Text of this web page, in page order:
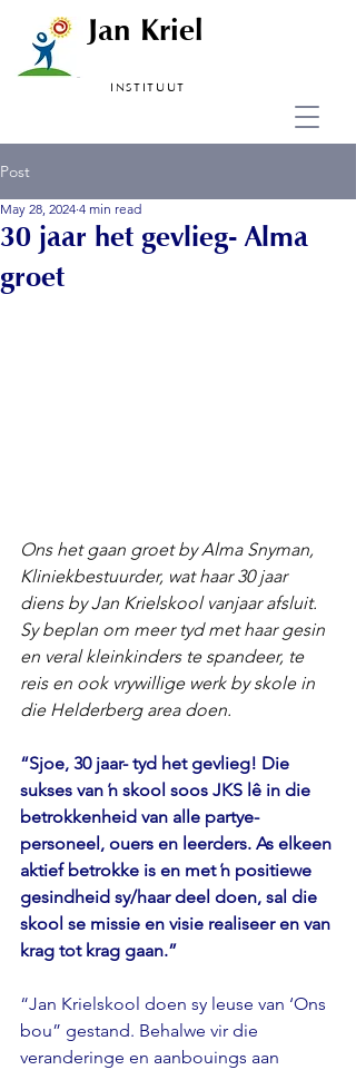
Jan Kriel
INSTITUUT
Post
30 jaar het gevlieg- Alma
groet
May 28, 2024 4 min read
Ons het gaan groet by Alma Snyman,
Kliniekbestuurder, wat haar 30 jaar
diens by Jan Krielskool vanjaar afsluit.
Sy beplan om meer tyd met haar gesin
en veral kleinkinders te spandeer, te
reis en ook vrywillige werk by skole in
die Helderberg area doen.
“Sjoe, 30 jaar- tyd het gevlieg! Die
sukses van ŉ skool soos JKS lê in die
betrokkenheid van alle partye-
personeel, ouers en leerders. As elkeen
aktief betrokke is en met ŉ positiewe
gesindheid sy/haar deel doen, sal die
skool se missie en visie realiseer en van
krag tot krag gaan.”
“Jan Krielskool doen sy leuse van ‘Ons
bou” gestand. Behalwe vir die
veranderinge en aanbouings aan